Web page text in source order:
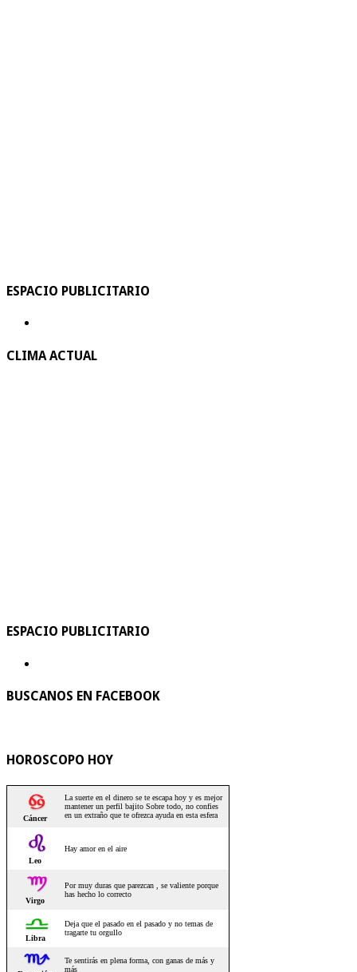
ESPACIO PUBLICITARIO
CLIMA ACTUAL
ESPACIO PUBLICITARIO
BUSCANOS EN FACEBOOK
HOROSCOPO HOY